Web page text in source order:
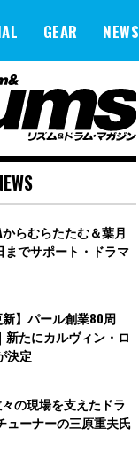
GEAR NEWS
からむらたたむ＆葉月
までサポート・ドラマ
新】パール創業80周
新たにカルヴィン・ロ
決定
々の現場を支えたドラ
ューナーの三原重夫氏